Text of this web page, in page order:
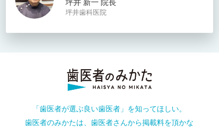
坪井歯科医院
「歯医者が選ぶ良い歯医者」を知ってほしい。
歯医者のみかたは、歯医者さんから掲載料を頂かな